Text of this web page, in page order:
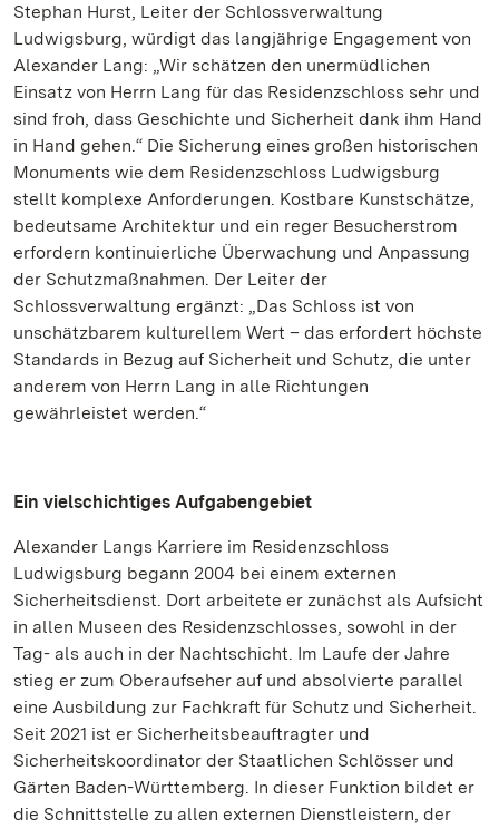
Stephan Hurst, Leiter der Schlossverwaltung
Ludwigsburg, würdigt das langjährige Engagement von
Alexander Lang: „Wir schätzen den unermüdlichen
Einsatz von Herrn Lang für das Residenzschloss sehr und
sind froh, dass Geschichte und Sicherheit dank ihm Hand
in Hand gehen.“ Die Sicherung eines großen historischen
Monuments wie dem Residenzschloss Ludwigsburg
stellt komplexe Anforderungen. Kostbare Kunstschätze,
bedeutsame Architektur und ein reger Besucherstrom
erfordern kontinuierliche Überwachung und Anpassung
der Schutzmaßnahmen. Der Leiter der
Schlossverwaltung ergänzt: „Das Schloss ist von
unschätzbarem kulturellem Wert – das erfordert höchste
Standards in Bezug auf Sicherheit und Schutz, die unter
anderem von Herrn Lang in alle Richtungen
gewährleistet werden.“
Ein vielschichtiges Aufgabengebiet
Alexander Langs Karriere im Residenzschloss
Ludwigsburg begann 2004 bei einem externen
Sicherheitsdienst. Dort arbeitete er zunächst als Aufsicht
in allen Museen des Residenzschlosses, sowohl in der
Tag- als auch in der Nachtschicht. Im Laufe der Jahre
stieg er zum Oberaufseher auf und absolvierte parallel
eine Ausbildung zur Fachkraft für Schutz und Sicherheit.
Seit 2021 ist er Sicherheitsbeauftragter und
Sicherheitskoordinator der Staatlichen Schlösser und
Gärten Baden-Württemberg. In dieser Funktion bildet er
die Schnittstelle zu allen externen Dienstleistern, der